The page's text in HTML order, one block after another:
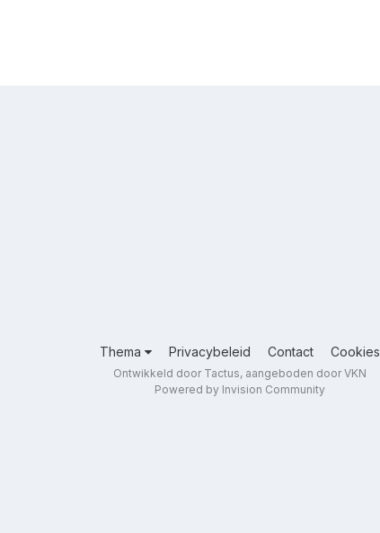
Thema Privacybeleid Contact Cookies
Ontwikkeld door Tactus, aangeboden door VKN
Powered by Invision Community